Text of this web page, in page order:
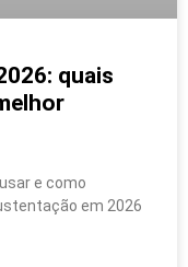
quais
e como
em 2026